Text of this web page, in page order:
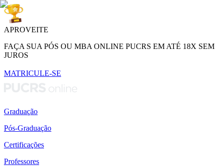
APROVEITE
FAÇA SUA PÓS OU MBA ONLINE PUCRS EM ATÉ 18X SEM
JUROS
MATRICULE-SE
Graduação
Pós-Graduação
Certificações
Professores